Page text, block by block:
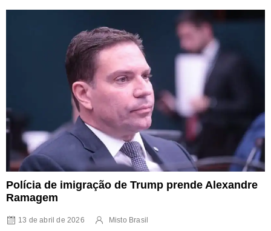
Polícia de imigração de Trump prende Alexandre
Ramagem
13 de abril de 2026 Misto Brasil